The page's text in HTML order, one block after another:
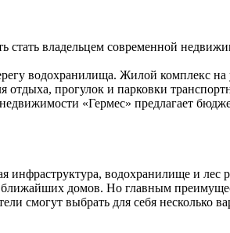
владельцем современной
водохранилища. Жилой комплекс
отдыха, прогулок и парковки
«Гермес» предлагает
водохранилище и
домов. Но главным
смогут выбрать для себя несколько